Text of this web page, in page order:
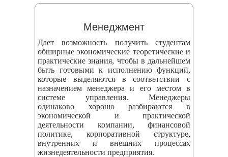
Менеджмент
Дает возможность получить студентам
обширные экономические теоретические и
практические знания, чтобы в дальнейшем
быть готовыми к исполнению функций,
которые выделяются в соответствии с
назначением менеджера и его местом в
системе управления. Менеджеры
одинаково хорошо разбираются в
экономической и практической
деятельности компании, финансовой
политике, корпоративной структуре,
внутренних и внешних процессах
жизнедеятельности предприятия.